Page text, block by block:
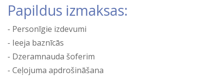
Papildus izmaksas:
Personīgie izdevumi
Ieeja baznīcās
Dzeramnauda šoferim
Ceļojuma apdrošināšana